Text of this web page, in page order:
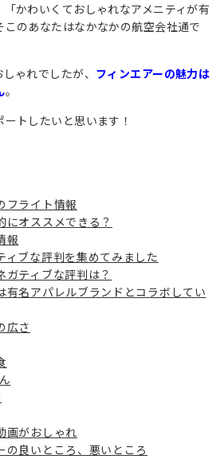
かわいくておしゃれなアメニティが有
のあなたはなかなかの航空会社通で
ゃれでしたが、 フィンエアーの魅力は
。
トしたいと思います！
フライト情報
にオススメできる？
報
ィブな評判を集めてみました
ガティブな評判は？
有名アパレルブランドとコラボしてい
広さ
画がおしゃれ
の良いところ、悪いところ